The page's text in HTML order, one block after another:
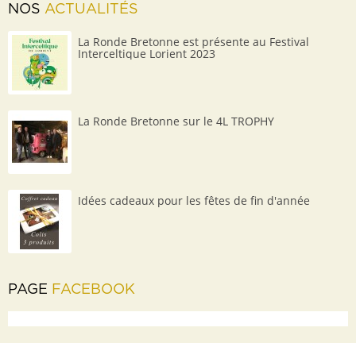
NOS ACTUALITÉS
La Ronde Bretonne est présente au Festival
Interceltique Lorient 2023
La Ronde Bretonne sur le 4L TROPHY
Idées cadeaux pour les fêtes de fin d'année
PAGE FACEBOOK